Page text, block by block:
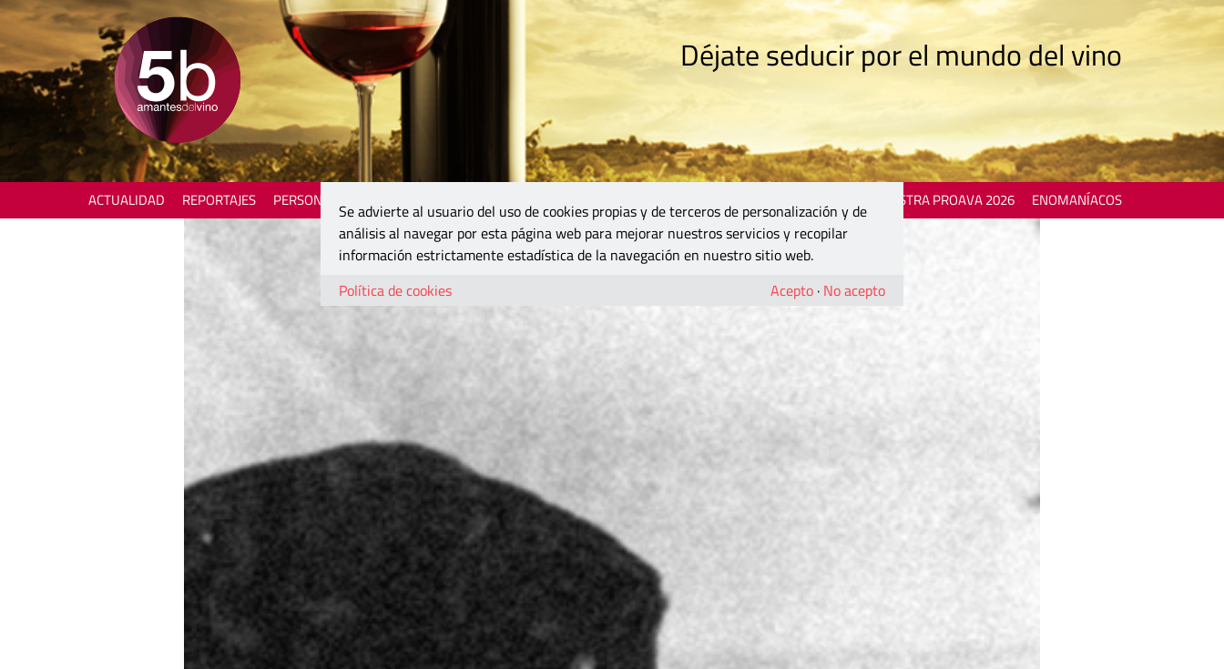
Déjate seducir por el mundo del vino
ACTUALIDAD REPORTAJES PERSONAJES MOSTRA PROAVA 2026 ENOMANÍACOS
Se advierte al usuario del uso de cookies propias y de terceros de personalización y de
análisis al navegar por esta página web para mejorar nuestros servicios y recopilar
información estrictamente estadística de la navegación en nuestro sitio web.
Política de cookies
Acepto · No acepto